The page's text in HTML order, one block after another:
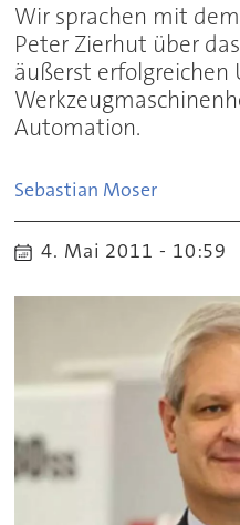
Wir sprachen mit
Peter Zierhut über
äußerst erfolgreichen
Automation.
Sebastian Moser
4. Mai 2011 - 10:59